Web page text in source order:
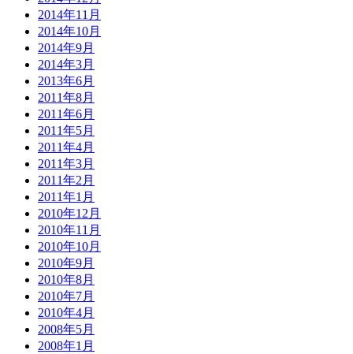
2014年11月
2014年10月
2014年9月
2014年3月
2013年6月
2011年8月
2011年6月
2011年5月
2011年4月
2011年3月
2011年2月
2011年1月
2010年12月
2010年11月
2010年10月
2010年9月
2010年8月
2010年7月
2010年4月
2008年5月
2008年1月